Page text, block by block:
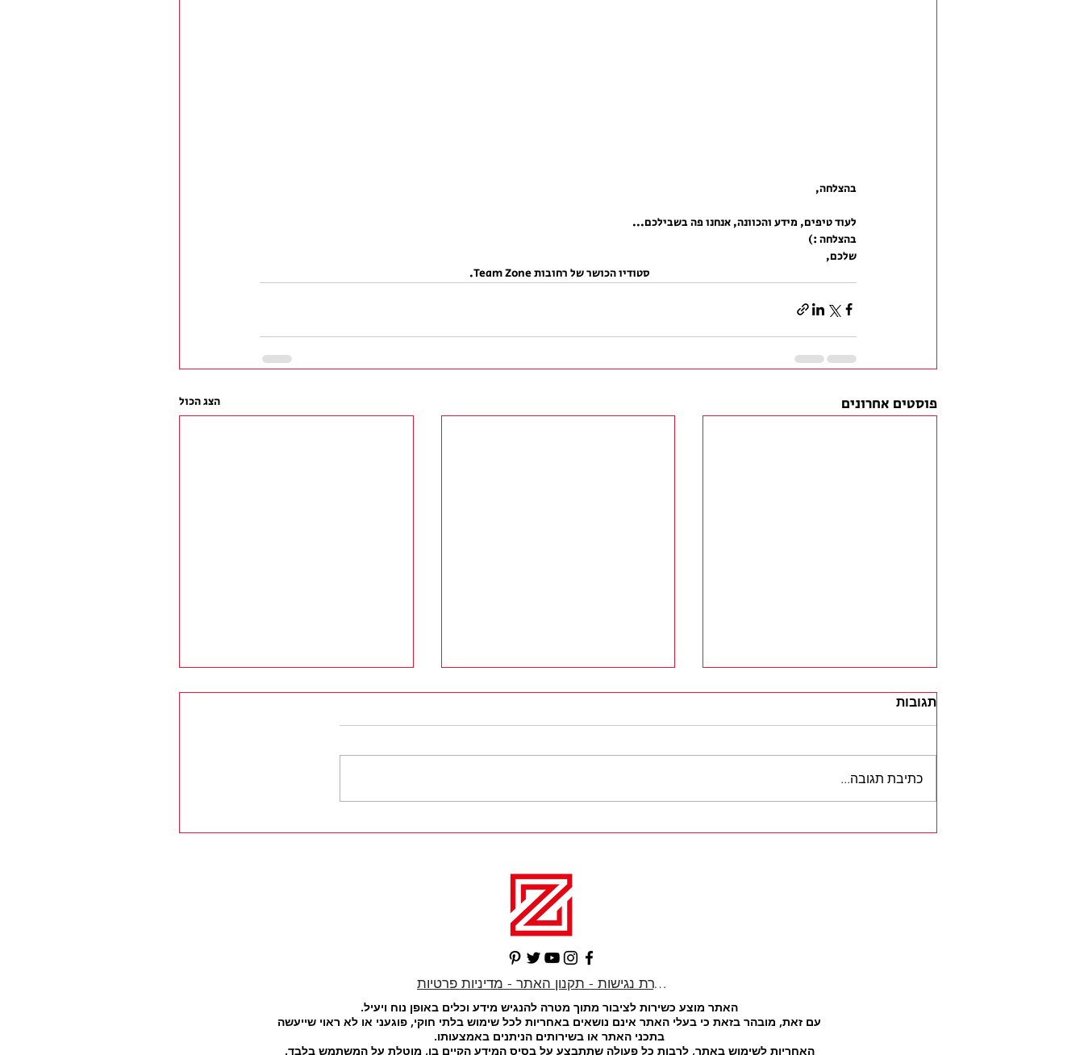
בהצלחה,
לעוד טיפים, מידע והכוונה, אנחנו פה בשבילכם...
בהצלחה :)
שלכם,
סטודיו הכושר של רחובות Team Zone.
פוסטים אחרונים הצג הכול
תגובות
כתיבת תגובה...
הצהרת נגישות - תקנון האתר - מדיניות פרטיות
האתר מוצע כשירות לציבור מתוך מטרה להנגיש מידע וכלים באופן נוח ויעיל.
עם זאת, מובהר בזאת כי בעלי האתר אינם נושאים באחריות לכל שימוש בלתי חוקי, פוגעני או לא ראוי שייעשה
בתכני האתר או בשירותים הניתנים באמצעותו.
האחריות לשימוש באתר, לרבות כל פעולה שתתבצע על בסיס המידע הקיים בו, מוטלת על המשתמש בלבד.